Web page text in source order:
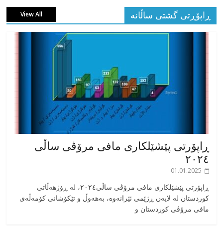
ڕاپۆڕتی گشتی ساڵانه View All
ڕاپۆرتی پێشێلکاری مافی مرۆڤی ساڵی
٢٠٢٤
01.01.2025
‎ڕاپۆرتی پێشێلکاری مافی مرۆڤی ساڵی٢٠٢٤، له ڕۆژهەڵاتی
کوردستان له لایەن ڕژێمی ئێرانەوە، بە‎هەوڵ و تێکۆشانی کۆمەڵەی
مافی مرۆڤی کوردستان و